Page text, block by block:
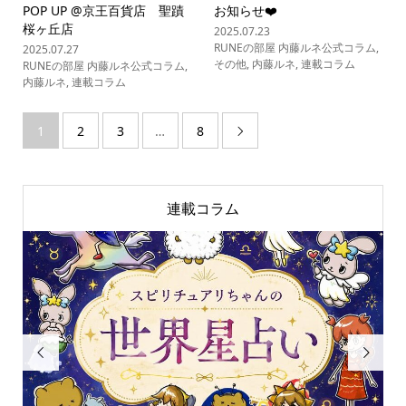
POP UP @京王百貨店 聖蹟
桜ヶ丘店
2025.07.27
RUNEの部屋 内藤ルネ公式コラム,
内藤ルネ,連載コラム
お知らせ❤️
2025.07.23
RUNEの部屋 内藤ルネ公式コラム,
その他, 内藤ルネ,連載コラム
1 2 3 … 8 
連載コラム
 